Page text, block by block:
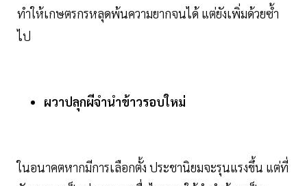
ทำให้เกษตรกรหลุดพ้นความยากจนได้ แต่ยังเพิ่มด้วยซ้ำ
ไป
ผวาปลุกผีจำนำข้าวรอบใหม่
ในอนาคตหากมีการเลือกตั้ง ประชานิยมจะรุนแรงขึ้น แต่ที่